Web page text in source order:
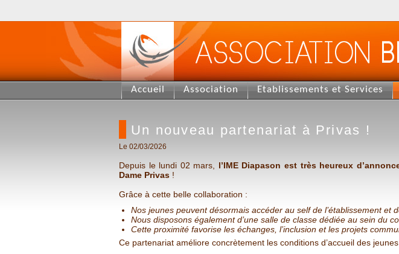
Accueil Association Etablissements et Services
Un nouveau partenariat à Privas !
Le 02/03/2026
Depuis le lundi 02 mars, l’IME Diapason est très heureux
Dame Privas !
Grâce à cette belle collaboration :
Nos jeunes peuvent désormais accéder au self de l’établissement et
Nous disposons également d’une salle de classe dédiée au sein du
Cette proximité favorise les échanges, l’inclusion et les projets
Ce partenariat améliore concrètement les conditions d’accueil des